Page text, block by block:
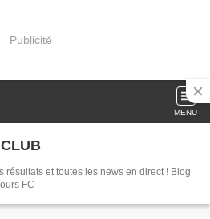
Publicité
MENU
résultats et toutes les news en direct ! Blog
FC